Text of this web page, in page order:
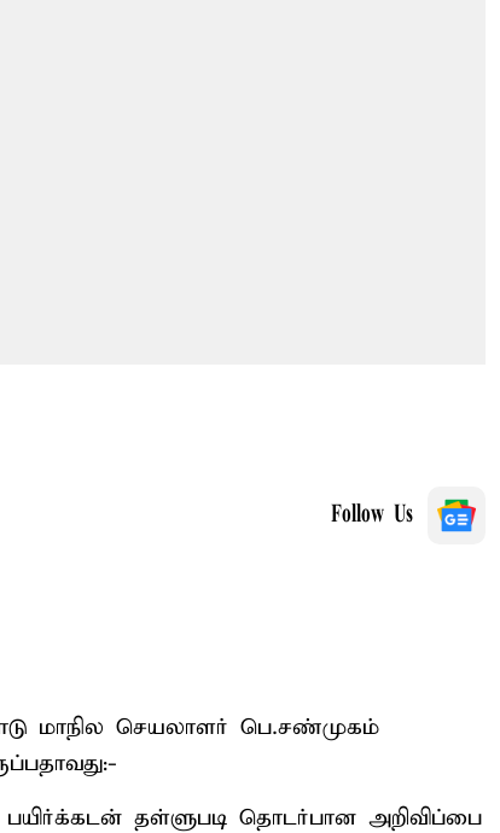
Follow Us
மாநில செயலாளர் பெ.சண்முகம்
பயிர்க்கடன் தள்ளுபடி தொடர்பான அறிவிப்பை